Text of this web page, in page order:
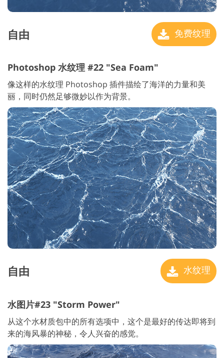
自由 免费纹理
Photoshop 水纹理 #22 "Sea Foam"
像这样的水纹理 Photoshop 插件描绘了海洋的力量和美
丽，同时仍然足够微妙以作为背景。
自由 水纹理
水图片#23 "Storm Power"
从这个水材质包中的所有选项中，这个是最好的传达即将到
来的海风暴的神秘，令人兴奋的感觉。